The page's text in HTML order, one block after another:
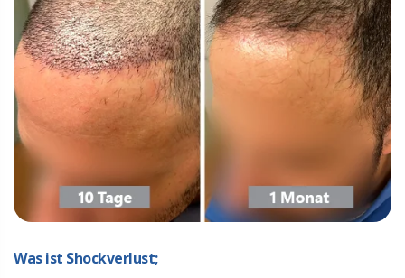
Was ist Shockverlust;